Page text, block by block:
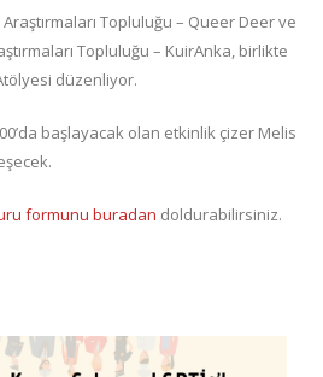
Topluluğu – Queer Deer ve
Topluluğu – KuirAnka, birlikte
düzenliyor.
başlayacak olan etkinlik çizer Melis
formunu buradan doldurabilirsiniz.